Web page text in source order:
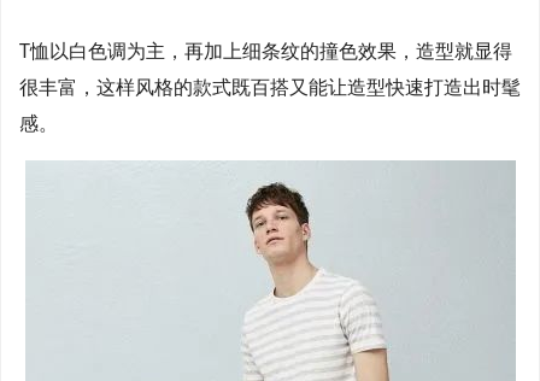
T恤以白色调为主，再加上细条纹的撞色效果，造型就显得
很丰富，这样风格的款式既百搭又能让造型快速打造出时髦
感。